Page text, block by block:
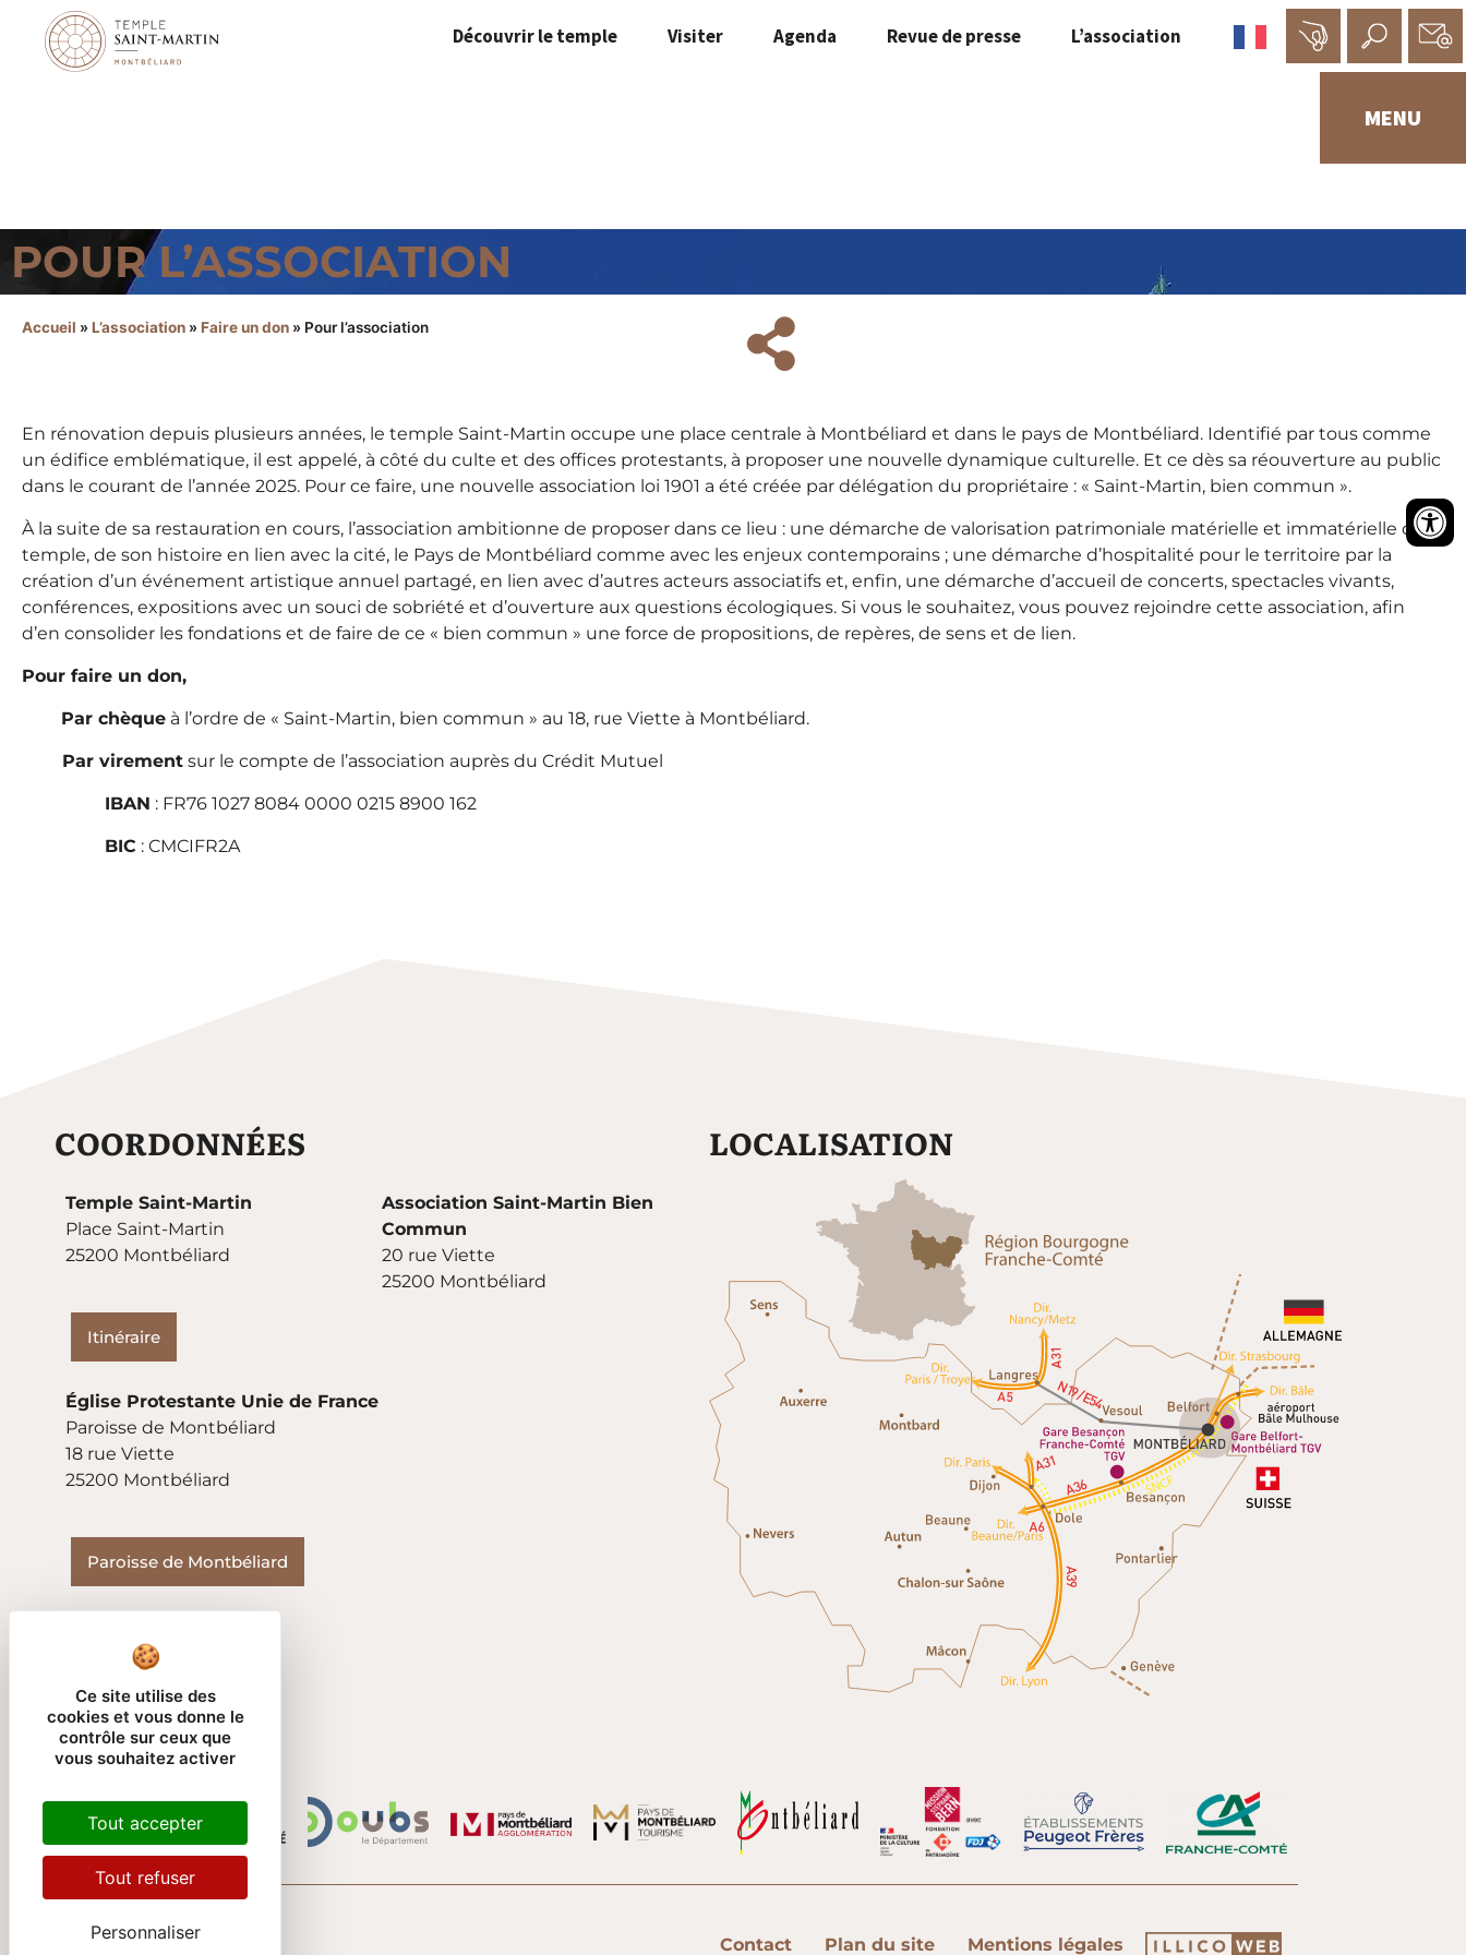
Découvrir le temple Visiter Agenda Revue de presse L’association
MENU
POUR L’ASSOCIATION
Accueil » L’association » Faire un don » Pour l’association
En rénovation depuis plusieurs années, le temple Saint-Martin occupe une place centrale à Montbéliard et dans le pays de Montbéliard. Identifié par tous comme
un édifice emblématique, il est appelé, à côté du culte et des offices protestants, à proposer une nouvelle dynamique culturelle. Et ce dès sa réouverture au public
dans le courant de l’année 2025. Pour ce faire, une nouvelle association loi 1901 a été créée par délégation du propriétaire : « Saint-Martin, bien commun ».
À la suite de sa restauration en cours, l’association ambitionne de proposer dans ce lieu : une démarche de valorisation patrimoniale matérielle et immatérielle du
temple, de son histoire en lien avec la cité, le Pays de Montbéliard comme avec les enjeux contemporains ; une démarche d’hospitalité pour le territoire par la
création d’un événement artistique annuel partagé, en lien avec d’autres acteurs associatifs et, enfin, une démarche d’accueil de concerts, spectacles vivants,
conférences, expositions avec un souci de sobriété et d’ouverture aux questions écologiques. Si vous le souhaitez, vous pouvez rejoindre cette association, afin
d’en consolider les fondations et de faire de ce « bien commun » une force de propositions, de repères, de sens et de lien.
Pour faire un don,
Par chèque à l’ordre de « Saint-Martin, bien commun » au 18, rue Viette à Montbéliard.
Par virement sur le compte de l’association auprès du Crédit Mutuel
IBAN : FR76 1027 8084 0000 0215 8900 162
BIC : CMCIFR2A
COORDONNÉES
Temple Saint-Martin
Place Saint-Martin
25200 Montbéliard
Itinéraire
Association Saint-Martin Bien
Commun
20 rue Viette
25200 Montbéliard
Église Protestante Unie de France
Paroisse de Montbéliard
18 rue Viette
25200 Montbéliard
Paroisse de Montbéliard
LOCALISATION
Temple Saint-Martin – 2024 Contact Plan du site Mentions légales
Panneau de gestion des cookies
Ce site utilise des
cookies et vous donne le
contrôle sur ceux que
vous souhaitez activer
Tout accepter
Tout refuser
Personnaliser